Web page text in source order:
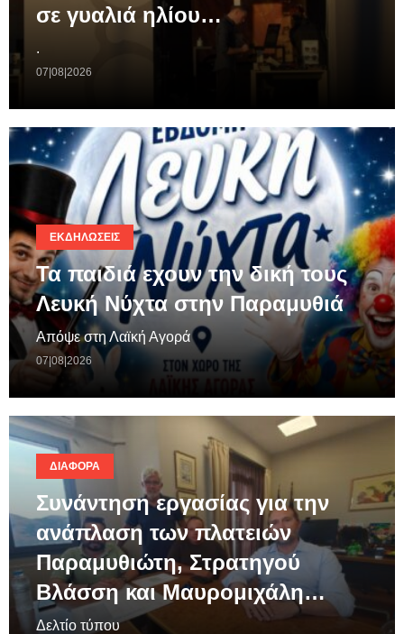
σε γυαλιά ηλίου…
.
07|08|2026
ΕΚΔΗΛΏΣΕΙΣ
Τα παιδιά εχουν την δική τους
Λευκή Νύχτα στην Παραμυθιά
Απόψε στη Λαϊκή Αγορά
07|08|2026
ΔΙΆΦΟΡΑ
Συνάντηση εργασίας για την
ανάπλαση των πλατειών
Παραμυθιώτη, Στρατηγού
Βλάσση και Μαυρομιχάλη…
Δελτίο τύπου